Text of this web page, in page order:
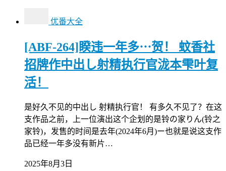
优番大全
[ABF-264]睽违一年多⋯贺！ 蚊香社
招牌作中出し射精执行官泷本雫叶复
活！
是好久不见的中出し 射精执行官！ 有多久不见了？在这
支作品之前，上一位演出这个企划的是铃の家りん(铃之
家铃)，发售的时间是去年(2024年6月)ー也就是说这支作
品已经一年多没有新片…
2025年8月3日